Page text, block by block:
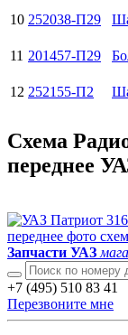
10 252038-П29
11 201457-П29
12 252155-П2
Схема
переднее
Запчасти УАЗ
+7 (495) 510 83 41
Перезвоните мне